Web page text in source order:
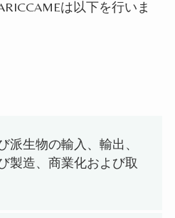
は以下を行いま
派生物の輸入、輸出、
製造、商業化および取